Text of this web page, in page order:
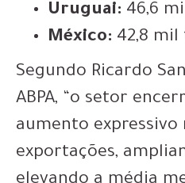
Uruguai: 46,6
México: 42,8 mil
Segundo Ricardo
ABPA, “o setor
aumento expressivo
exportações,